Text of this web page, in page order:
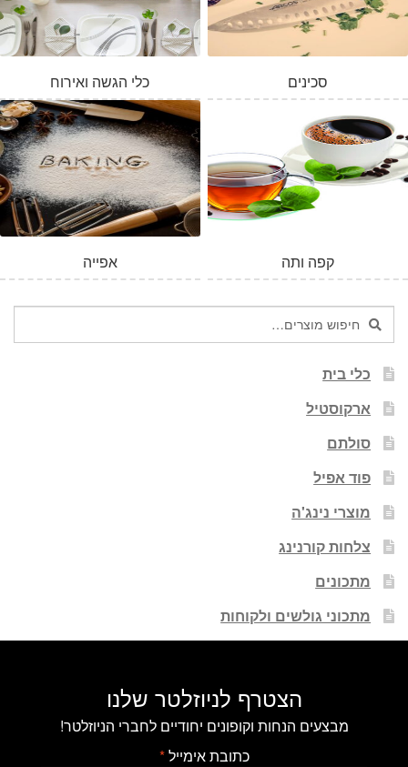
המלאי אזל
כלי הגשה ואירוח סכינים
אפייה קפה ותה
חיפוש
עבור:
חיפוש
כלי בית
ארקוסטיל
סולתם
פוד אפיל
מוצרי נינג'ה
צלחות קורנינג
מתכונים
מתכוני גולשים ולקוחות
הצטרף לניוזלטר שלנו
מבצעים הנחות וקופונים יחודיים לחברי הניוזלטר!
כתובת אימייל*